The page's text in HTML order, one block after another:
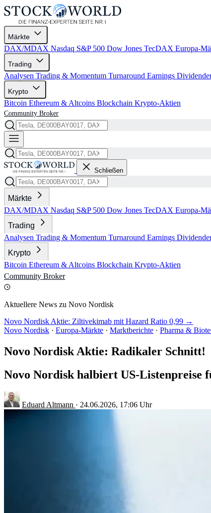
Märkte
DAX/MDAX Nasdaq S&P 500 Dow Jones TecDAX Europa-
Trading
Analysen Trading & Momentum Turnaround Earnings
Krypto
Bitcoin Ethereum & Altcoins Blockchain Krypto-Aktien
Community Broker
Schließen
Märkte
DAX/MDAX Nasdaq S&P 500 Dow Jones TecDAX Europa-
Trading
Analysen Trading & Momentum Turnaround Earnings
Krypto
Bitcoin Ethereum & Altcoins Blockchain Krypto-Aktien
Community Broker
Aktuellere News zu Novo Nordisk
Novo Nordisk Aktie: Ziltivekimab mit Hazard Ratio 0,99 →
Novo Nordisk · Europa-Märkte · Marktberichte · Pharma &
Novo Nordisk Aktie: Radikaler Schnitt!
Novo Nordisk halbiert US-Listenpreise
Eduard Altmann · 24.06.2026, 17:06 Uhr